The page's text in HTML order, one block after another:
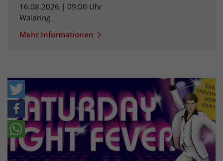
16.08.2026 | 09:00 Uhr
Waidring
Mehr Informationen